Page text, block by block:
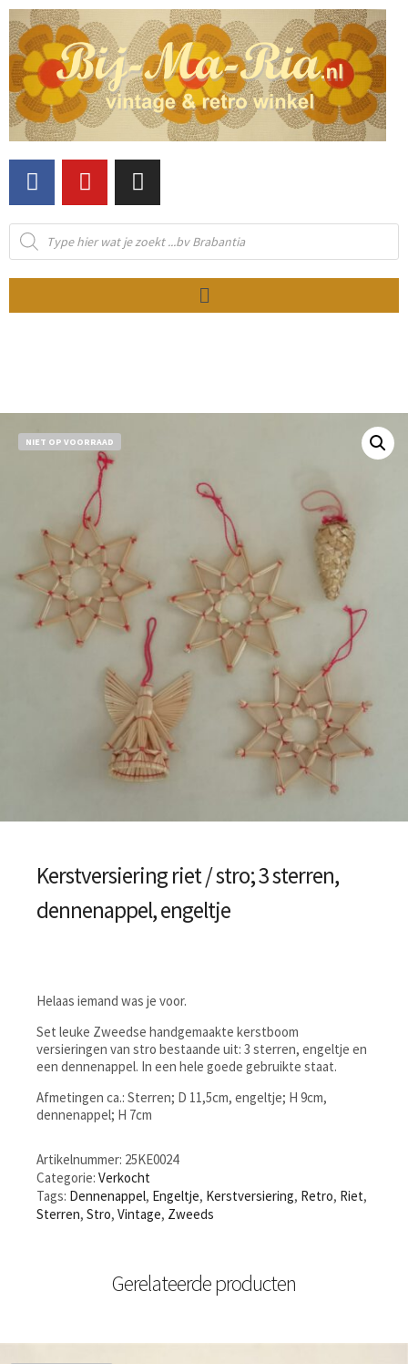
NIET OP VOORRAAD
Kerstversiering riet / stro; 3 sterren,
dennenappel, engeltje
Helaas iemand was je voor.
Set leuke Zweedse handgemaakte kerstboom
versieringen van stro bestaande uit: 3 sterren, engeltje en
een dennenappel. In een hele goede gebruikte staat.
Afmetingen ca.: Sterren; D 11,5cm, engeltje; H 9cm,
dennenappel; H 7cm
Artikelnummer: 25KE0024
Categorie: Verkocht
Tags: Dennenappel, Engeltje, Kerstversiering, Retro, Riet,
Sterren, Stro, Vintage, Zweeds
Gerelateerde producten